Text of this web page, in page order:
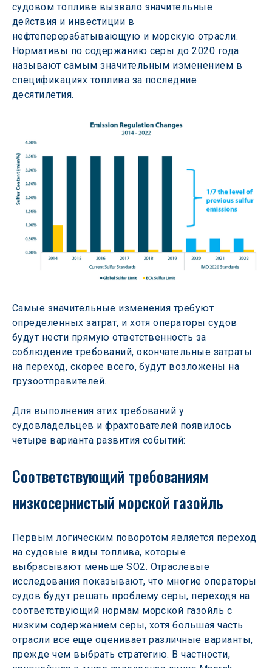
судовом топливе вызвало значительные
действия и инвестиции в
нефтеперерабатывающую и морскую отрасли.
Нормативы по содержанию серы до 2020 года
называют самым значительным изменением в
спецификациях топлива за последние
десятилетия.
Самые значительные изменения требуют
определенных затрат, и хотя операторы судов
будут нести прямую ответственность за
соблюдение требований, окончательные затраты
на переход, скорее всего, будут возложены на
грузоотправителей.
Для выполнения этих требований у
судовладельцев и фрахтователей появилось
четыре варианта развития событий:
Соответствующий требованиям
низкосернистый морской газойль
Первым логическим поворотом является переход
на судовые виды топлива, которые
выбрасывают меньше SO2. Отраслевые
исследования показывают, что многие операторы
судов будут решать проблему серы, переходя на
соответствующий нормам морской газойль с
низким содержанием серы, хотя большая часть
отрасли все еще оценивает различные варианты,
прежде чем выбрать стратегию. В частности,